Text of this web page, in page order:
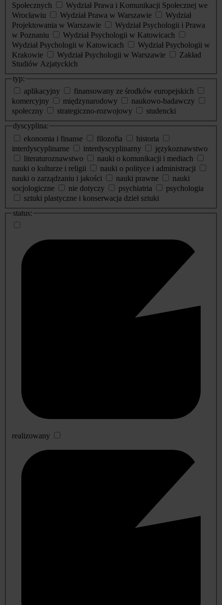
Społecznych
Wydział Prawa i Komunikacji Społecznej we
Wrocławiu
Wydział Prawa w Warszawie
Wydział
Projektowania w Warszawie
Wydział Psychologii i Prawa
w Poznaniu
Wydział Psychologii w Katowicach
Wydział Psychologii w Katowicach
Wydział Psychologii w
Krakowie
Wydział Psychologii w Warszawie
Zakład
Studiów Azjatyckich
typ:
aplikacyjny
finansowany ze środków europejskich
komercyjny
międzynarodowy
naukowo-badawczy
społeczny
strategiczno-rozwojowy
studencki
dyscyplina:
ekonomia i finanse
filozofia
historia
interdyscyplinarne
interdyscyplinarny
językoznawstwo
literaturoznawstwo
nauki o komunikacji i mediach
nauki o kulturze i religii
nauki o polityce i administracji
nauki o zarządzaniu i jakości
nauki prawne
nauki
socjologiczne
nie dotyczy psychiatria
psychologia
sztuki plastyczne i konserwacja dzieł sztuki
status:
realizowany